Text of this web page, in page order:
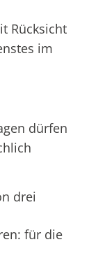
Rücksicht
im
dürfen
drei
für die